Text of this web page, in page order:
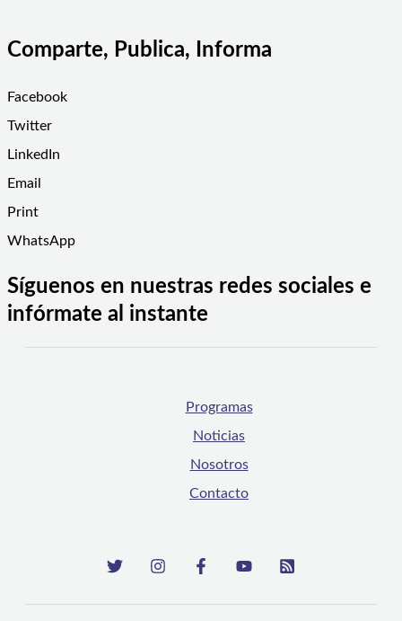
Comparte, Publica, Informa
Facebook
Twitter
LinkedIn
Email
Print
WhatsApp
Síguenos en nuestras redes sociales e
infórmate al instante
Programas
Noticias
Nosotros
Contacto